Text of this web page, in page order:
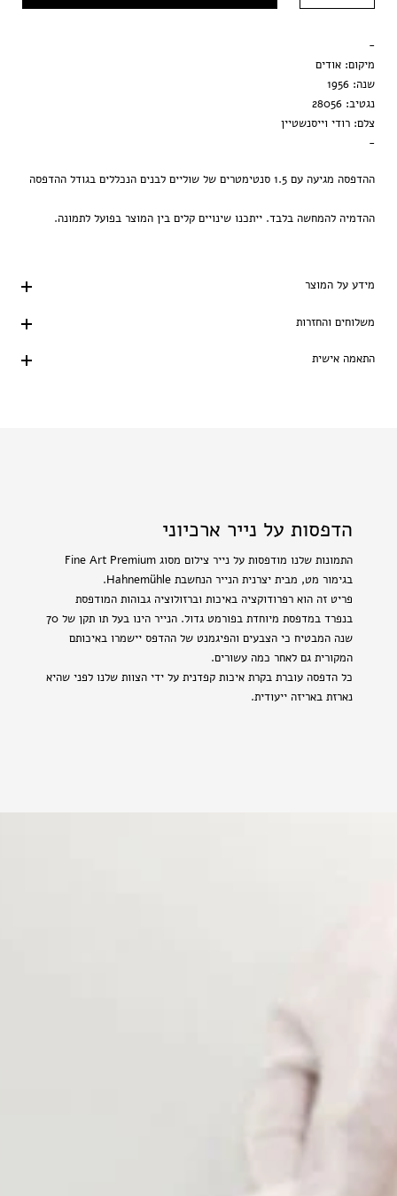
הדפסה בלבד
-
מיקום: אודים
שנה: 1956
נגטיב: 28056
צלם: רודי וייסנשטיין
-
ההדפסה מגיעה עם 1.5 סנטימטרים של שוליים לבנים הנכללים בגודל ההדפסה
ההדמיה להמחשה בלבד. ייתכנו שינויים קלים בין המוצר בפועל לתמונה.
מידע על המוצר
משלוחים והחזרות
התאמה אישית
הדפסות על נייר ארכיוני
התמונות שלנו מודפסות על נייר צילום מסוג Fine Art Premium
בגימור מט, מבית יצרנית הנייר הנחשבת Hahnemühle.
פריט זה הוא רפרודוקציה באיכות וברזולוציה גבוהות המודפסת
בנפרד במדפסת מיוחדת בפורמט גדול. הנייר הינו בעל תו תקן של 70
שנה המבטיח כי הצבעים והפיגמנט של ההדפס יישמרו באיכותם
המקורית גם לאחר כמה עשורים.
כל הדפסה עוברת בקרת איכות קפדנית על ידי הצוות שלנו לפני שהיא
נארזת באריזה ייעודית.